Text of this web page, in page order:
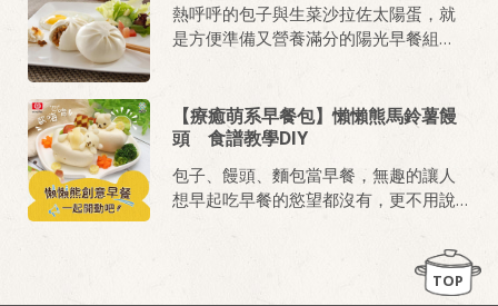
熱呼呼的包子與生菜沙拉佐太陽蛋，就
是方便準備又營養滿分的陽光早餐組
【療癒萌系早餐包】懶懶熊馬鈴薯饅
頭 食譜教學DIY
包子、饅頭、麵包當早餐，無趣的讓人
想早起吃早餐的慾望都沒有，更不用說
意手作早餐《懶懶熊馬鈴薯饅頭》，讓
TOP